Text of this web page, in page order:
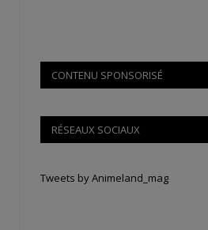
CONTENU SPONSORISÉ
RÉSEAUX SOCIAUX
Tweets by Animeland_mag